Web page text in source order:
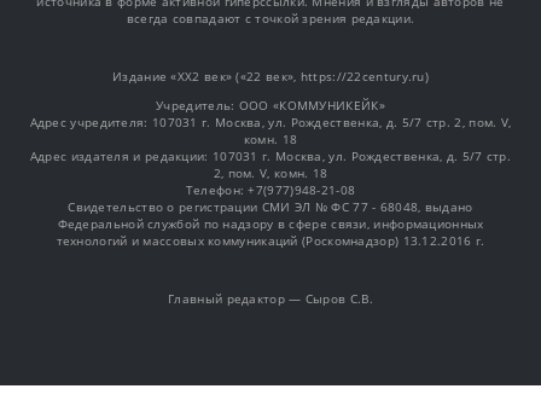
всегда совпадают с точкой зрения редакции.
Издание «XX2 век» («22 век», https://22century.ru)
Учредитель: OOO «КОММУНИКЕЙК»
Адрес учредителя: 107031 г. Москва, ул. Рождественка, д. 5/7 стр. 2, пом. V,
комн. 18
Адрес издателя и редакции: 107031 г. Москва, ул. Рождественка, д. 5/7 стр.
2, пом. V, комн. 18
Телефон: +7(977)948-21-08
Свидетельство о регистрации СМИ ЭЛ № ФС 77 - 68048, выдано
Федеральной службой по надзору в сфере связи, информационных
технологий и массовых коммуникаций (Роскомнадзор) 13.12.2016 г.
Главный редактор — Сыров С.В.